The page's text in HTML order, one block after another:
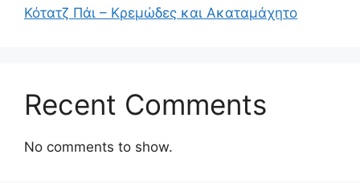
Κότατζ Πάι – Κρεμώδες και Ακαταμάχητο
Recent Comments
No comments to show.